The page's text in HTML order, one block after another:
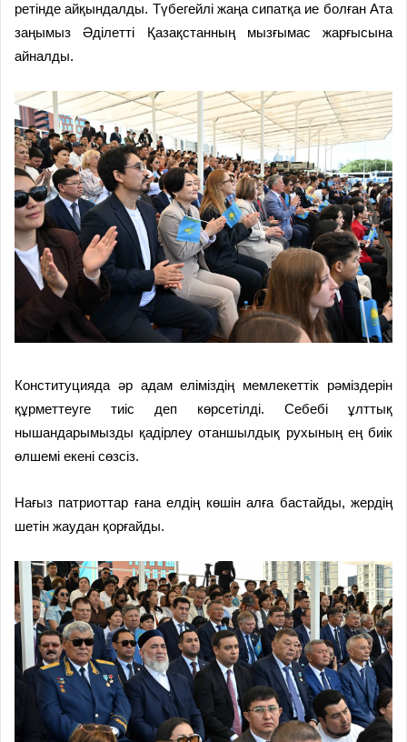
ретінде айқындалды. Түбегейлі жаңа сипатқа ие болған Ата
заңымыз Әділетті Қазақстанның мызғымас жарғысына
айналды.
Конституцияда әр адам еліміздің мемлекеттік рәміздерін
құрметтеуге тиіс деп көрсетілді. Себебі ұлттық
нышандарымызды қадірлеу отаншылдық рухының ең биік
өлшемі екені сөзсіз.
Нағыз патриоттар ғана елдің көшін алға бастайды, жердің
шетін жаудан қорғайды.